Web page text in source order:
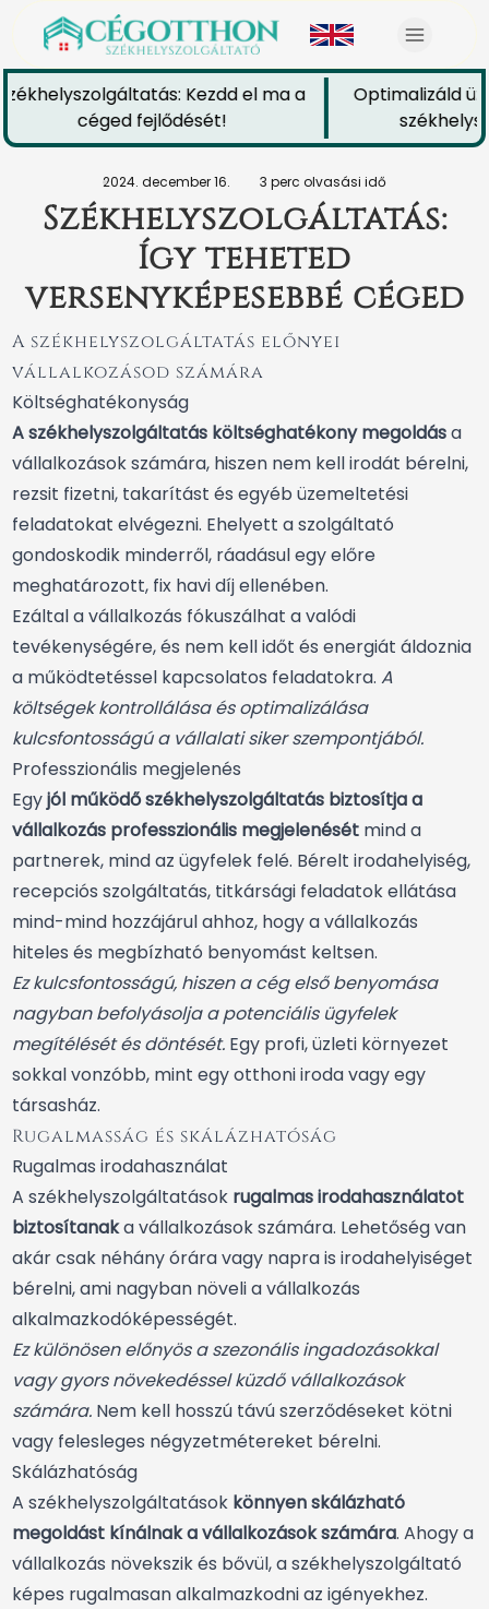
Kezdd el ma a
céged fejlődését!
Optimalizáld
2024. december 16. 3 perc olvasási idő
Székhelyszolgáltatás:
Így teheted
versenyképesebbé céged
A székhelyszolgáltatás előnyei
vállalkozásod számára
Költséghatékonyság
A székhelyszolgáltatás költséghatékony megoldása
vállalkozások számára, hiszen nem kell irodát bérelni,
rezsit fizetni, takarítást és egyéb üzemeltetési
feladatokat elvégezni. Ehelyett a szolgáltató
gondoskodik minderről, ráadásul egy előre
meghatározott, fix havi díj ellenében.
Ezáltal a vállalkozás fókuszálhat a valódi
tevékenységére, és nem kell időt és energiát áldoznia
a működtetéssel kapcsolatos feladatokra. A
költségek kontrollálása és optimalizálása
kulcsfontosságú a vállalati siker szempontjából.
Professzionális megjelenés
Egyjól működő székhelyszolgáltatás biztosítja a
vállalkozás professzionális megjelenését mind a
partnerek, mind az ügyfelek felé. Bérelt irodahelyiség,
recepciós szolgáltatás, titkársági feladatok ellátása
mind-mind hozzájárul ahhoz, hogy a vállalkozás
hiteles és megbízható benyomást keltsen.
Ez kulcsfontosságú, hiszen a cég első benyomása
nagyban befolyásolja a potenciális ügyfelek
megítélését és döntését. Egy profi, üzleti környezet
sokkal vonzóbb, mint egy otthoni iroda vagy egy
társasház.
Rugalmasság és skálázhatóság
Rugalmas irodahasználat
A székhelyszolgáltatások rugalmas irodahasználatot
biztosítanaka vállalkozások számára. Lehetőség van
akár csak néhány órára vagy napra is irodahelyiséget
bérelni, ami nagyban növeli a vállalkozás
alkalmazkodóképességét.
Ez különösen előnyös a szezonális ingadozásokkal
vagy gyors növekedéssel küzdő vállalkozások
számára. Nem kell hosszú távú szerződéseket kötni
vagy felesleges négyzetmétereket bérelni.
Skálázhatóság
A székhelyszolgáltatások könnyen skálázható
megoldást kínálnak a vállalkozások számára. Ahogy a
vállalkozás növekszik és bővül, a székhelyszolgáltató
képes rugalmasan alkalmazkodni az igényekhez.